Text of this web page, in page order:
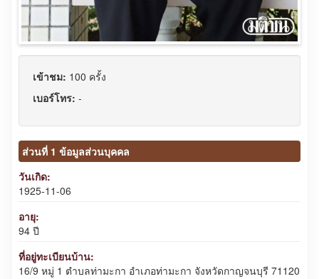
เข้าชม: 100 ครั้ง
เบอร์โทร: -
ส่วนที่ 1 ข้อมูลส่วนบุคคล
วันเกิด:
1925-11-06
อายุ:
94 ปี
ที่อยู่ทะเบียนบ้าน:
16/9 หมู่ 1 ตำบลท่ามะกา อำเภอท่ามะกา จังหวัดกาญจนบุรี 71120